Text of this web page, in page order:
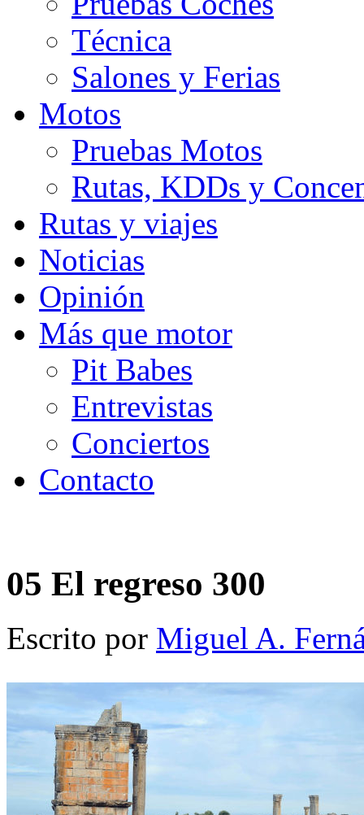
Técnica
Salones y Ferias
Motos
Pruebas Motos
Rutas, KDDs y
Rutas y viajes
Noticias
Opinión
Más que motor
Pit Babes
Entrevistas
Conciertos
Contacto
05 El regreso 300
Escrito por Miguel A.